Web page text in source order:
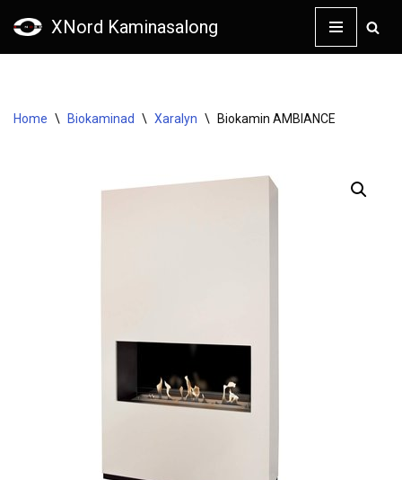
XNord Kaminasalong
Home \ Biokaminad \ Xaralyn \ Biokamin AMBIANCE